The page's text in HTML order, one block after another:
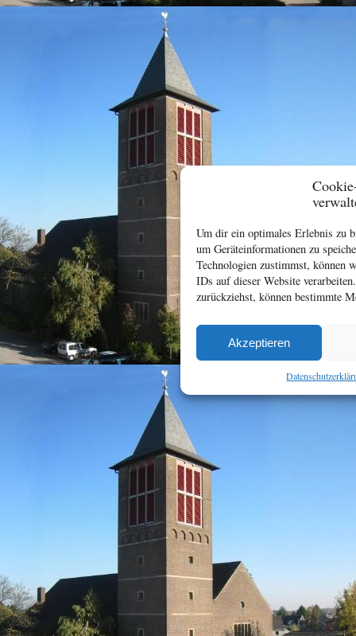
Um dir ein optimales Erlebnis zu
um Geräteinformationen zu
Technologien zustimmst, können
IDs auf dieser Website
zurückziehst, können bestimmte
Akzeptieren